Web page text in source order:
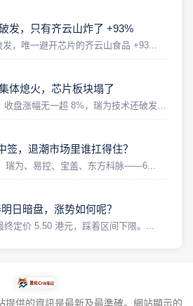
发，只有齐云山炸了 +93%
，唯一避开芯片的齐云山食品 +93...
体熄火，芯片板块塌了
签，退潮市场里谁扛得住？
瑞为、易控、宝盖、东方科脉——6...
日暗盘，涨势如何呢？
定价 5.50 港元，踩着区间下限。...
提供的資訊是最新及最準確。網站顯示的